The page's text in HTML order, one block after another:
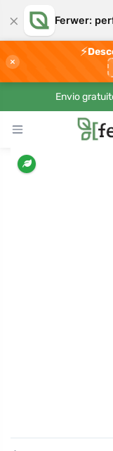
× Ferwer:
×
⚡
Envio